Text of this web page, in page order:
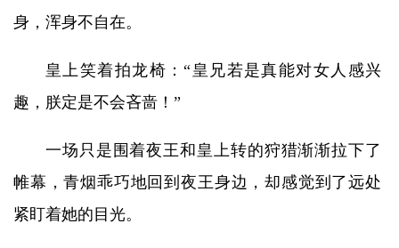
身，浑身不自在。
皇上笑着拍龙椅：“皇兄若是真能对女人感兴
趣，朕定是不会吝啬！”
一场只是围着夜王和皇上转的狩猎渐渐拉下了
帷幕，青烟乖巧地回到夜王身边，却感觉到了远处
紧盯着她的目光。